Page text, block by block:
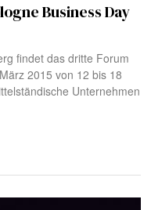
Business Day
findet das dritte Forum
2015 von 12 bis 18
Unternehmen